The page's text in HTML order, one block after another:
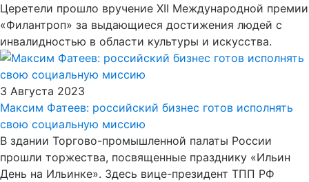
Церетели прошло вручение XII Международной премии
«Филантроп» за выдающиеся достижения людей с
инвалидностью в области культуры и искусства.
3 Августа 2023
Максим Фатеев: российский бизнес готов исполнять
свою социальную миссию
В здании Торгово-промышленной палаты России
прошли торжества, посвященные празднику «Ильин
День на Ильинке». Здесь вице-президент ТПП РФ